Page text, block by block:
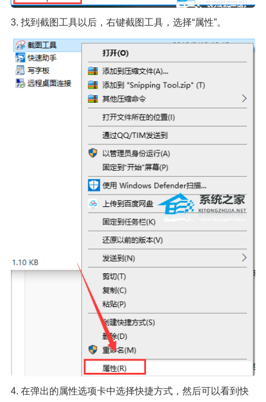
3. 找到截图工具以后，右键截图工具，选择“属性”。
4. 在弹出的属性选项卡中选择快捷方式，然后可以看到快